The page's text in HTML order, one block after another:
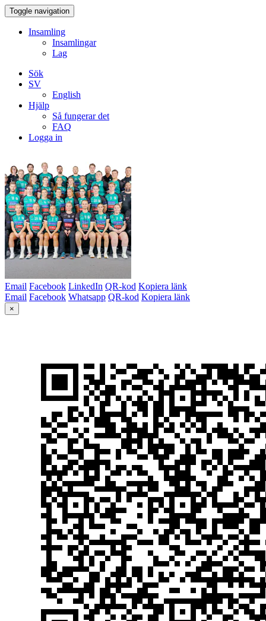
Toggle navigation
Insamling
Insamlingar
Lag
Sök
SV
English
Hjälp
Så fungerar det
FAQ
Logga in
Email Facebook LinkedIn QR-kod Kopiera länk
Email Facebook Whatsapp QR-kod Kopiera länk
×